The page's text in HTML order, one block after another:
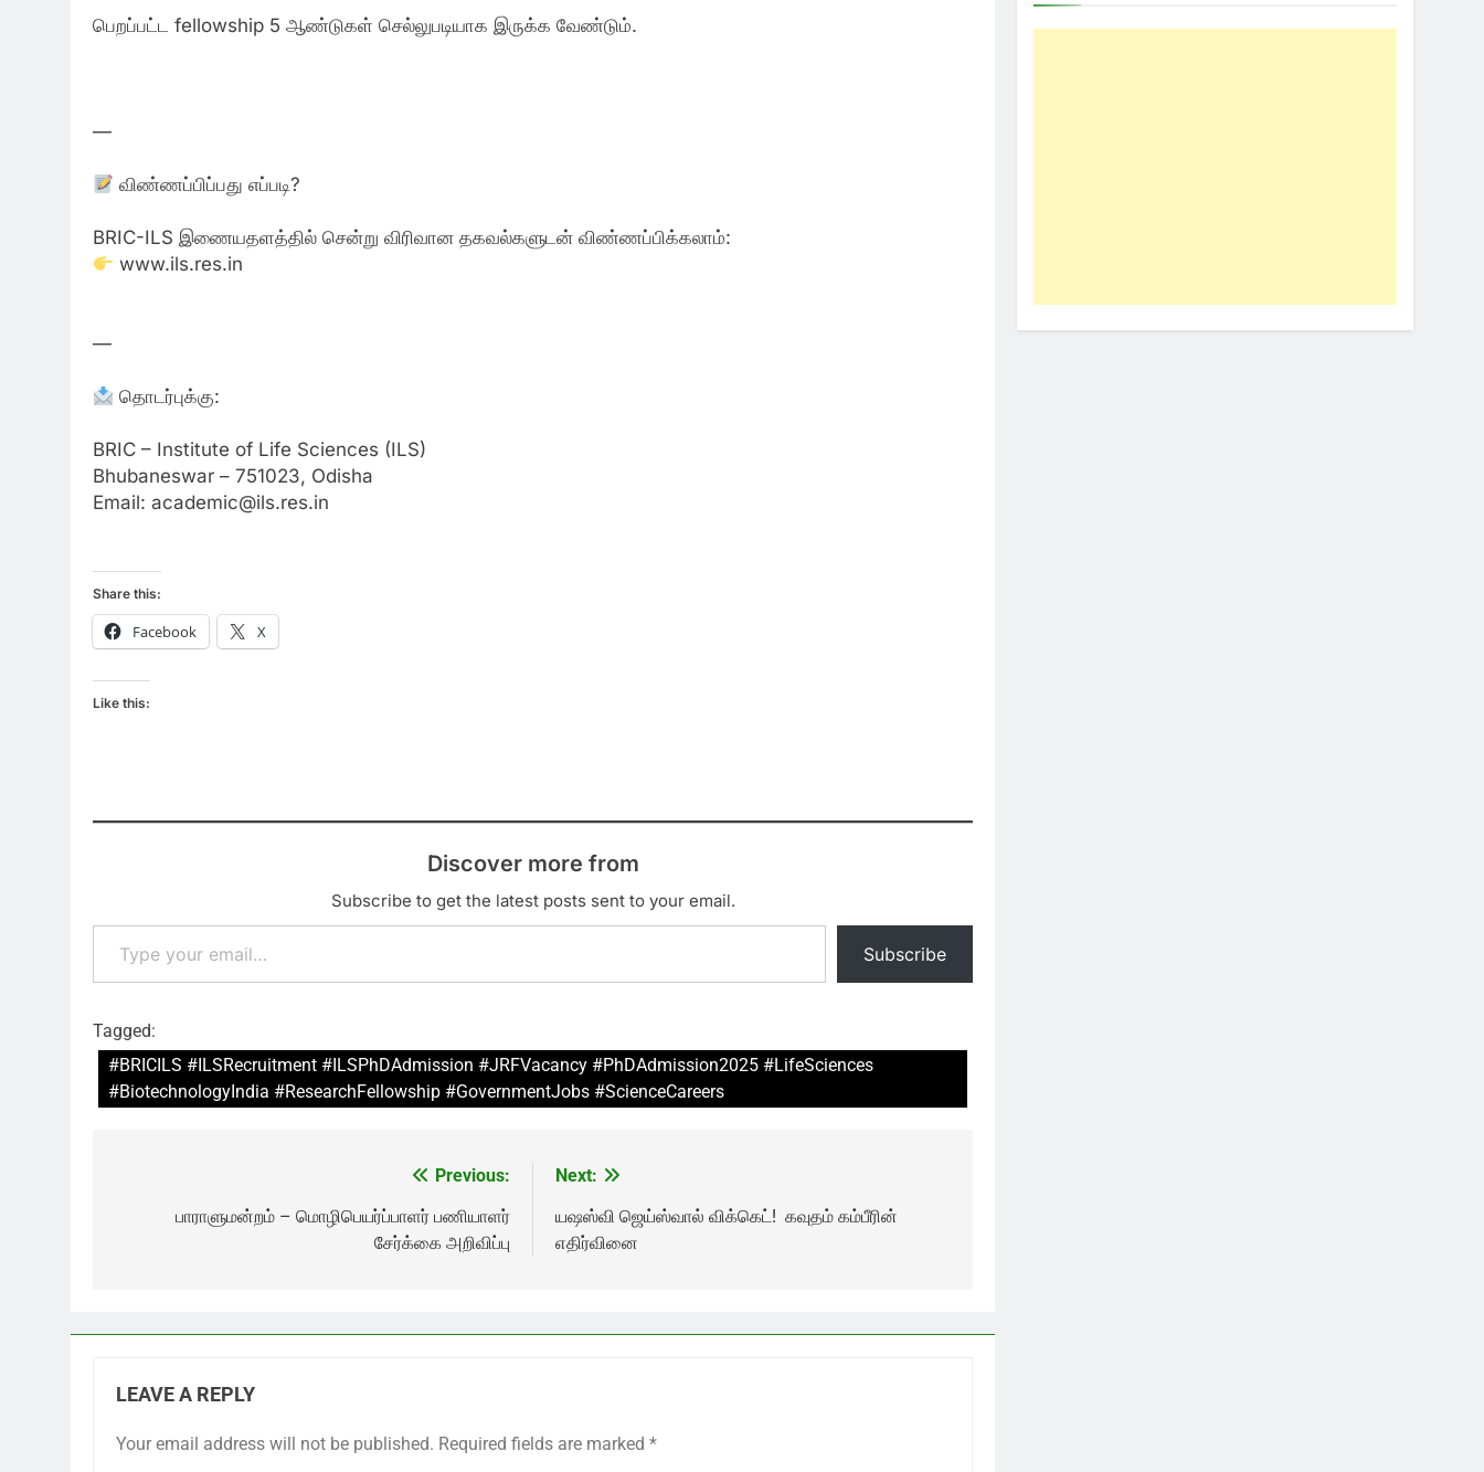
பெறப்பட்ட fellowship 5 ஆண்டுகள் செல்லுபடியாக இருக்க வேண்டும்.
—
விண்ணப்பிப்பது எப்படி?
BRIC-ILS இணையதளத்தில் சென்று விரிவான தகவல்களுடன் விண்ணப்பிக்கலாம்:
www.ils.res.in
—
தொடர்புக்கு:
BRIC – Institute of Life Sciences (ILS)
Bhubaneswar – 751023, Odisha
Email: academic@ils.res.in
Share this:
Facebook X
Like this:
Discover more from
Subscribe to get the latest posts sent to your email.
Type your email…
Subscribe
Tagged:
#BRICILS #ILSRecruitment #ILSPhDAdmission #JRFVacancy #PhDAdmission2025 #LifeSciences
#BiotechnologyIndia #ResearchFellowship #GovernmentJobs #ScienceCareers
navigation
Previous:
பாராளுமன்றம் – மொழிபெயர்ப்பாளர் பணியாளர்
சேர்க்கை அறிவிப்பு
Next:
யஷஸ்வி ஜெய்ஸ்வால் விக்கெட்! கவுதம் கம்பீரின்
எதிர்வினை
LEAVE A REPLY
Your email address will not be published. Required fields are marked *